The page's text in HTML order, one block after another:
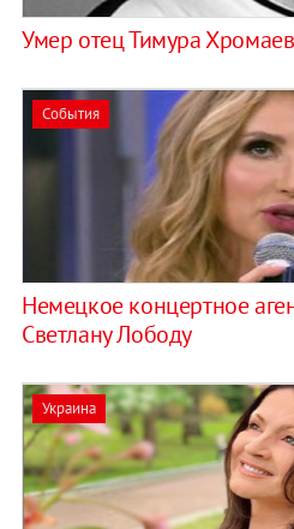
Умер отец Тимура
События
​Немецкое концертное
Светлану Лободу
Украина